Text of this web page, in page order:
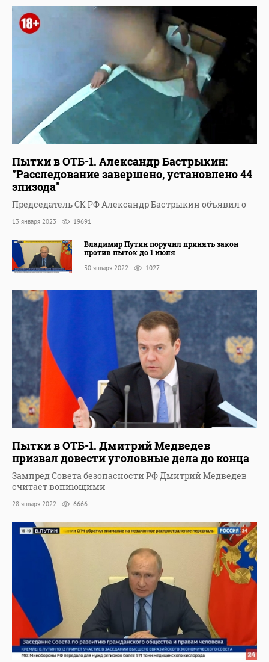
Пытки в ОТБ-1. Александр Бастрыкин:
"Расследование завершено, установлено 44
эпизода"
Председатель СК РФ Александр Бастрыкин объявил о
13 января 2023 19691
Владимир Путин поручил принять закон
против пыток до 1 июля
30 января 2022 1027
Пытки в ОТБ-1. Дмитрий Медведев
призвал довести уголовные дела до конца
Зампред Совета безопасности РФ Дмитрий Медведев
считает вопиющими
28 января 2022 6666